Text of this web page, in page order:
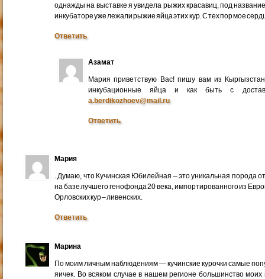
однажды на выставке я увидела рыжих красавиц, под
инкубаторе уже лежали рыжие яйца этих кур. С тех пор мое
Ответить
Азамат
Мария приветствую Вас! пишу вам из
инкубационные яйца и как быть с
a.berdikozhoev@mail.ru
Ответить
Мария
. Думаю, что Кучинская Юбилейная – это уникальная порода
на базе лучшего генофонда 20 века, импортированного из
Орловских кур – ливенских.
Ответить
Марина
По моим личным наблюдениям — кучинские курочки самые
яичек. Во всяком случае в нашем регионе большинство